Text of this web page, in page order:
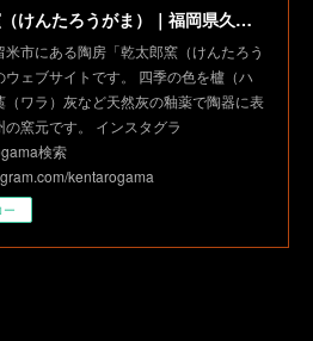
乾太郎窯（けんたろうがま）｜福岡県久留米市にある陶房
米市にある陶房「乾太郎窯（けんたろう
ウェブサイトです。 四季の色を櫨（ハ
（ワラ）灰など天然灰の釉薬で陶器に表
の窯元です。 インスタグラ
検索
kentarogama
ー